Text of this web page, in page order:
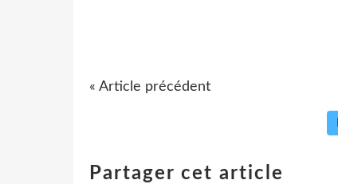
« Article précédent
Partager cet article